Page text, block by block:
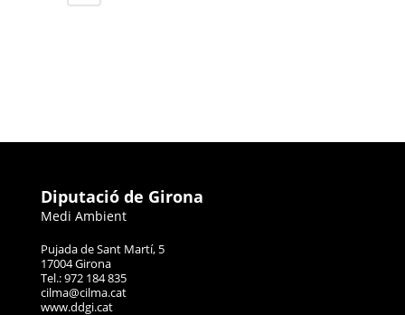
Diputació de Girona
Medi Ambient
Pujada de Sant Martí, 5
17004 Girona
Tel.: 972 184 835
cilma@cilma.cat
www.ddgi.cat